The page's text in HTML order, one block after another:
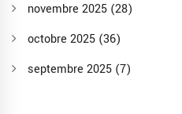
novembre 2025 (28)
octobre 2025 (36)
septembre 2025 (7)